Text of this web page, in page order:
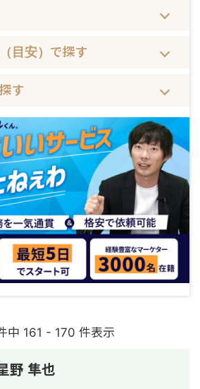
目安）で探す
す
中 161 - 170 件表示
野 隼也